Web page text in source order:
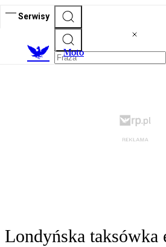
Serwisy
Moto
Londyńska taksówka